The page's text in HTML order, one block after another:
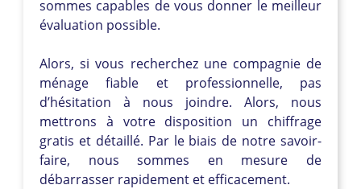
sommes capables de vous donner le meilleur
évaluation possible.
Alors, si vous recherchez une compagnie de
ménage fiable et professionnelle, pas
d’hésitation à nous joindre. Alors, nous
mettrons à votre disposition un chiffrage
gratis et détaillé. Par le biais de notre savoir-
faire, nous sommes en mesure de
débarrasser rapidement et efficacement.